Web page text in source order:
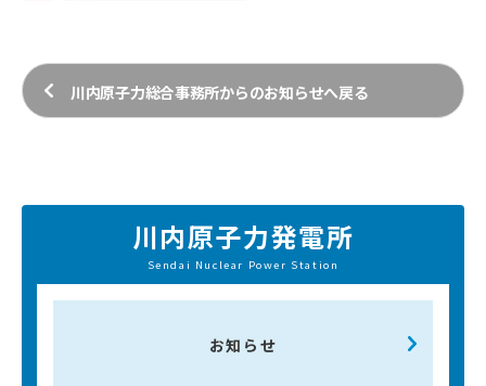
川内原子力総合事務所からのお知らせへ戻る
川内原子力発電所
Sendai Nuclear Power Station
お知らせ